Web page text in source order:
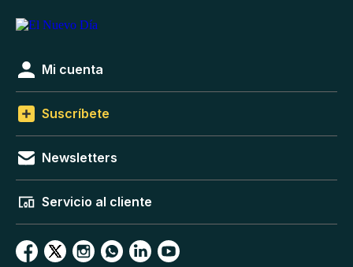
Mi cuenta
Suscríbete
Newsletters
Servicio al cliente